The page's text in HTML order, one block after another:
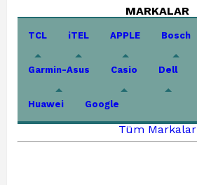
MARKALAR
TCL iTEL APPLE Bosch
Garmin-Asus Casio Dell
Huawei Google
Tüm Markalar